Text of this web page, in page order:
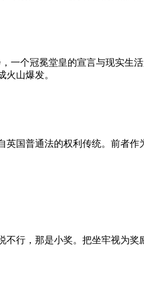
一个冠冕堂皇的宣言与现实
山爆发。
英国普通法的权利传统。前者
行，那是小奖。把坐牢视为